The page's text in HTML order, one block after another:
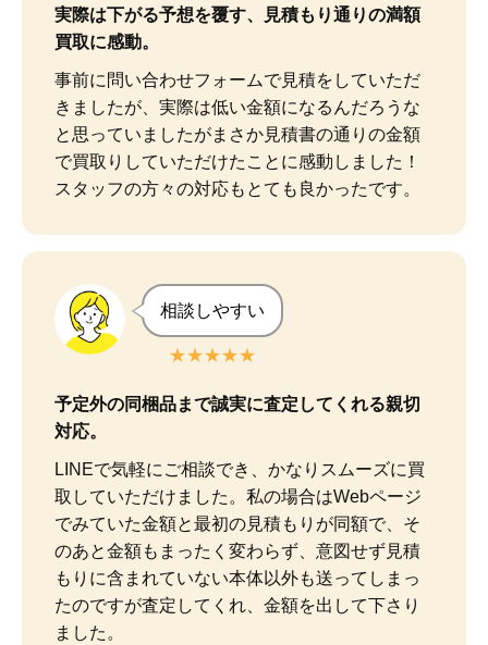
実際は下がる予想を覆す、見積もり通りの満額
買取に感動。
事前に問い合わせフォームで見積をしていただ
きましたが、実際は低い金額になるんだろうな
と思っていましたがまさか見積書の通りの金額
で買取りしていただけたことに感動しました！
スタッフの方々の対応もとても良かったです。
相談しやすい
★★★★★
予定外の同梱品まで誠実に査定してくれる親切
対応。
LINEで気軽にご相談でき、かなりスムーズに買
取していただけました。私の場合はWebページ
でみていた金額と最初の見積もりが同額で、そ
のあと金額もまったく変わらず、意図せず見積
もりに含まれていない本体以外も送ってしまっ
たのですが査定してくれ、金額を出して下さり
ました。